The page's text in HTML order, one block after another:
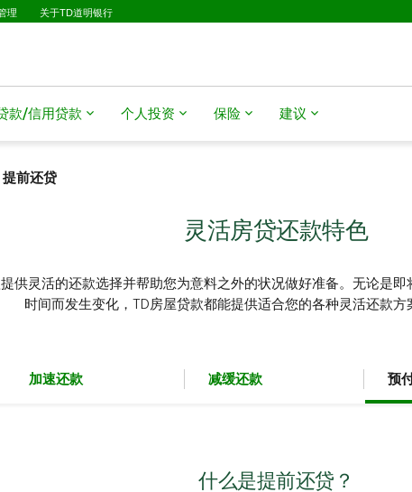
理 关于TD道明银行
款/信用贷款 个人投资 保险 建议
提前还贷
灵活房贷还款特色
提供灵活的还款选择并帮助您为意料之外的状况做好准备。无论是
时间而发生变化，TD房屋贷款都能提供适合您的各种灵活还款方
加速还款 减缓还款 预
什么是提前还贷？